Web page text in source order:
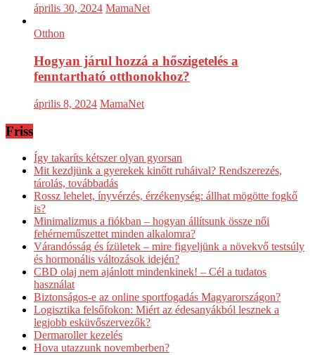
április 30, 2024 MamaNet
Otthon
Hogyan járul hozzá a hőszigetelés a
fenntartható otthonokhoz?
április 8, 2024 MamaNet
Friss
Így takaríts kétszer olyan gyorsan
Mit kezdjünk a gyerekek kinőtt ruháival? Rendszerezés,
tárolás, továbbadás
Rossz lehelet, ínyvérzés, érzékenység: állhat mögötte fogkő
is?
Minimalizmus a fiókban – hogyan állítsunk össze női
fehérneműszettet minden alkalomra?
Várandósság és ízületek – mire figyeljünk a növekvő testsúly
és hormonális változások idején?
CBD olaj nem ajánlott mindenkinek! – Cél a tudatos
használat
Biztonságos-e az online sportfogadás Magyarországon?
Logisztika felsőfokon: Miért az édesanyákból lesznek a
legjobb esküvőszervezők?
Dermaroller kezelés
Hova utazzunk novemberben?